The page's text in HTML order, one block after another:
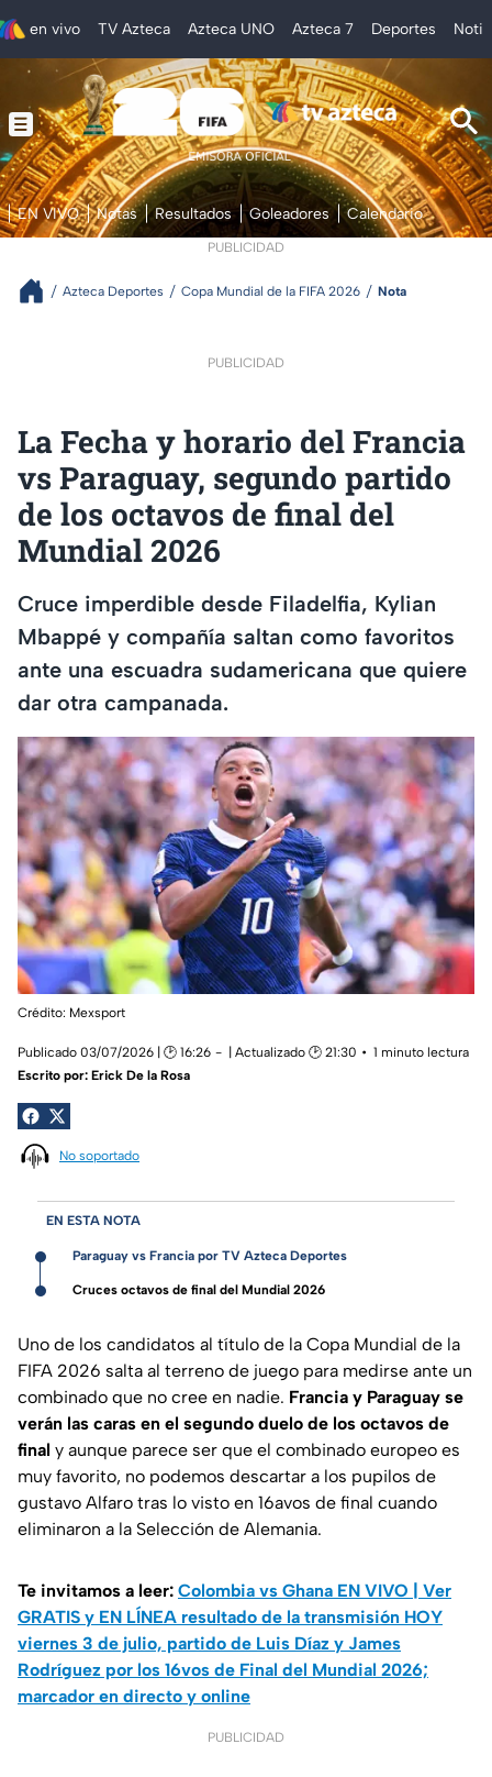
en vivo TV Azteca Azteca UNO Azteca 7 Deportes
EN VIVO Notas Resultados Goleadores Calendario
PUBLICIDAD
Azteca Deportes Copa Mundial de la FIFA 2026 Nota
PUBLICIDAD
La Fecha y horario del Francia
vs Paraguay, segundo partido
de los octavos de final del
Mundial 2026
Cruce imperdible desde Filadelfia, Kylian
Mbappé y compañía saltan como favoritos
ante una escuadra sudamericana que quiere
dar otra campanada.
Crédito: Mexsport
Publicado 03/07/2026 | 🕑 16:26 | Actualizado 🕑 21:30
1 minuto lectura
Escrito por: Erick De la Rosa
No soportado
EN ESTA NOTA
Paraguay vs Francia por TV Azteca Deportes
Cruces octavos de final del Mundial 2026
Uno de los candidatos al título de la Copa Mundial de la
FIFA 2026 salta al terreno de juego para medirse ante un
combinado que no cree en nadie. Francia y Paraguay se
verán las caras en el segundo duelo de los octavos de
final y aunque parece ser que el combinado europeo es
muy favorito, no podemos descartar a los pupilos de
gustavo Alfaro tras lo visto en 16avos de final cuando
eliminaron a la Selección de Alemania.
Te invitamos a leer: Colombia vs Ghana EN VIVO | Ver
GRATIS y EN LÍNEA resultado de la transmisión HOY
viernes 3 de julio, partido de Luis Díaz y James
Rodríguez por los 16vos de Final del Mundial 2026;
marcador en directo y online
PUBLICIDAD